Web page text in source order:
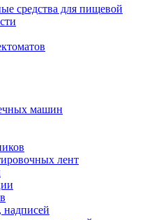
средства для пищевой
машин
лент
надписей